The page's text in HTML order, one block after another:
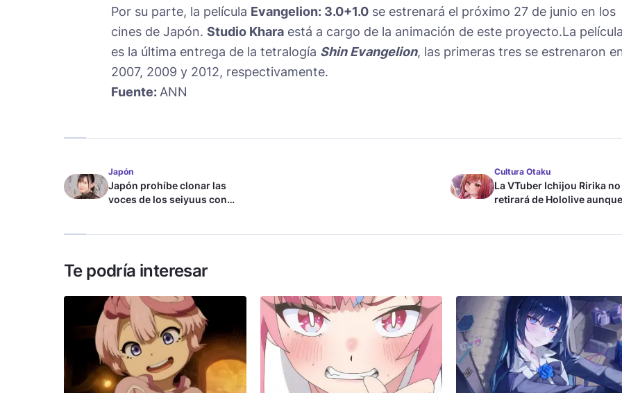
Por su parte, la película Evangelion: 3.0+1.0 se estrenará el próximo 27 de junio en los
cines de Japón. Studio Khara está a cargo de la animación de este proyecto.La
es la última entrega de la tetralogía Shin Evangelion, las primeras tres se estrenaron
2007, 2009 y 2012, respectivamente.
Fuente: ANN
Japón
Japón prohíbe clonar las
voces de los seiyuus con
Cultura Otaku
La VTuber Ichijou Ririka no
retirará de Hololive
Te podría interesar